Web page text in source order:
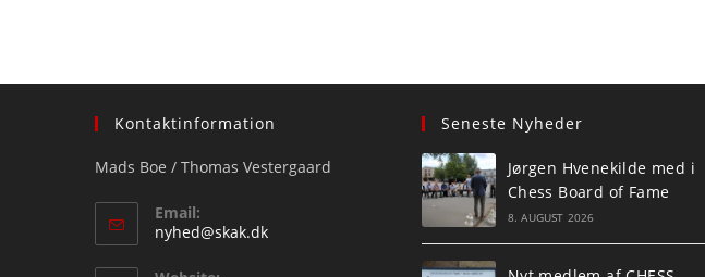
Kontaktinformation
Mads Boe / Thomas Vestergaard
Email:
nyhed@skak.dkOpens
Seneste Nyheder
Jørgen Hvenekilde med i
Chess Board of Fame
8. AUGUST 2026